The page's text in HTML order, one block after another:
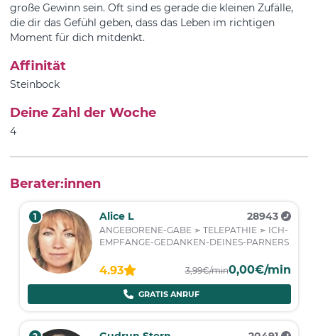
große Gewinn sein. Oft sind es gerade die kleinen Zufälle,
die dir das Gefühl geben, dass das Leben im richtigen
Moment für dich mitdenkt.
Affinität
Steinbock
Deine Zahl der Woche
4
Berater:innen
1 Alice L 28943
ANGEBORENE-GABE ➣ TELEPATHIE ➣ ICH-
EMPFANGE-GEDANKEN-DEINES-PARNERS
4.93 3,99€/min0,00€/min
GRATIS ANRUF